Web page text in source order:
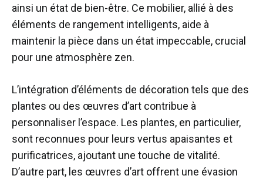
ainsi un état de bien-être. Ce mobilier, allié à des
éléments de rangement intelligents, aide à
maintenir la pièce dans un état impeccable, crucial
pour une atmosphère zen.
L’intégration d’éléments de décoration tels que des
plantes ou des œuvres d’art contribue à
personnaliser l’espace. Les plantes, en particulier,
sont reconnues pour leurs vertus apaisantes et
purificatrices, ajoutant une touche de vitalité.
D’autre part, les œuvres d’art offrent une évasion